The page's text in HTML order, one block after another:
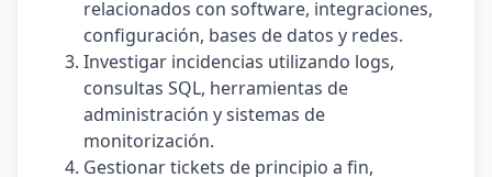
relacionados con software, integraciones,
configuración, bases de datos y redes.
Investigar incidencias utilizando logs,
consultas SQL, herramientas de
administración y sistemas de
monitorización.
Gestionar tickets de principio a fin,